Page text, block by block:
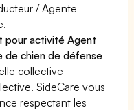
/ Agente
pour activité Agent
de chien de défense
collective
SideCare vous
respectant les